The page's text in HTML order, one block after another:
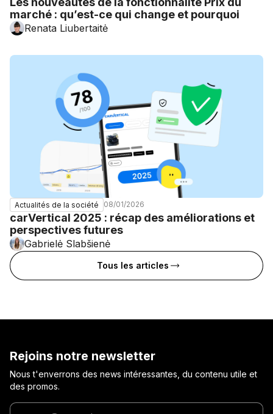
marché : qu’est-ce qui change et pourquoi
Renata Liubertaitė
Actualités de la société 08/01/2026
carVertical 2025 : récap des améliorations et
perspectives futures
Gabrielė Slabšienė
Tous les articles
Rejoins notre newsletter
Nous t'enverrons des news intéressantes, du contenu utile et
des promos.
Entre